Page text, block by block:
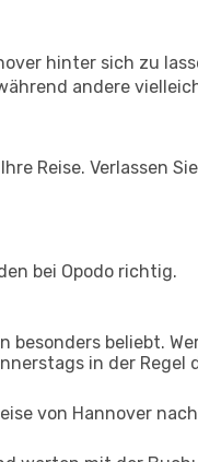
hinter sich zu
andere
Reise. Verlassen
bei Opodo richtig.
besonders beliebt.
in der Regel
von Hannover